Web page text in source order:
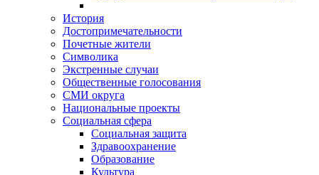
История
Достопримечательности
Почетные жители
Символика
Экстренные случаи
Общественные голосования
СМИ округа
Национальные проекты
Социальная сфера
Социальная защита
Здравоохранение
Образование
Культура